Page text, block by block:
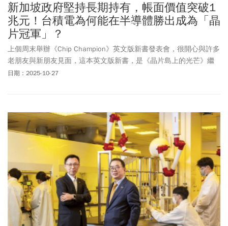
新加坡政府堅持長期持有，帳面價值突破1
兆元！台積電為何能在半導體勝出成為「晶
片冠軍」？
上個周末舉辦《Chip Champion》英文版新書發表會，很開心與許多
老朋友與新朋友見面，這本英文版新書，是《晶片島上的光芒》繼
中文、日文、韓文之後的第四個語言版本。
日期：2025-10-27